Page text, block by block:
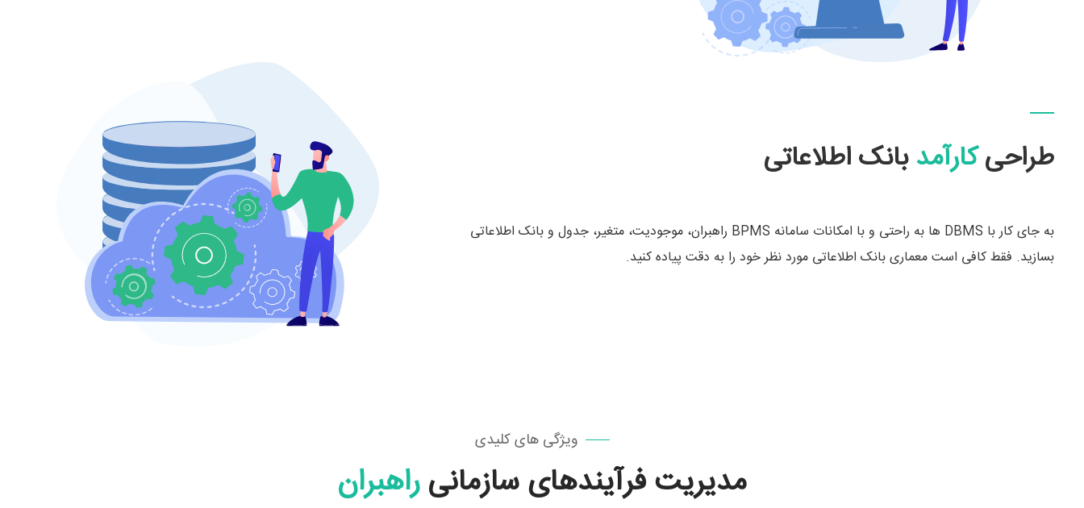
طراحیکارآمدبانک اطلاعاتی
به جای کار با DBMS ها به راحتی و با امکانات سامانه BPMS راهبران، موجودیت، متغیر، جدول و بانک اطلاعاتی
بسازید. فقط کافی است معماری بانک اطلاعاتی مورد نظر خود را به دقت پیاده کنید.
ویژگی های کلیدی
مدیریت فرآیندهای سازمانیراهبران